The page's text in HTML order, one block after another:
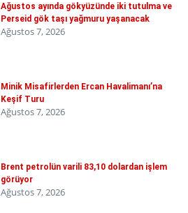
Ağustos ayında gökyüzünde iki tutulma ve
Perseid gök taşı yağmuru yaşanacak
Ağustos 7, 2026
Minik Misafirlerden Ercan Havalimanı’na
Keşif Turu
Ağustos 7, 2026
Brent petrolün varili 83,10 dolardan işlem
görüyor
Ağustos 7, 2026